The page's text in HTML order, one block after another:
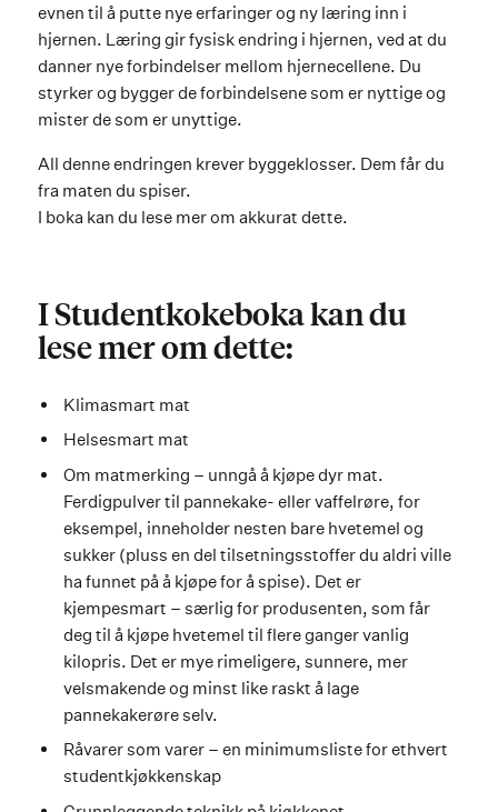
evnen til å putte nye erfaringer og ny læring inn i
hjernen. Læring gir fysisk endring i hjernen, ved at du
danner nye forbindelser mellom hjernecellene. Du
styrker og bygger de forbindelsene som er nyttige og
mister de som er unyttige.
All denne endringen krever byggeklosser. Dem får du
fra maten du spiser.
I boka kan du lese mer om akkurat dette.
I Studentkokeboka kan du
lese mer om dette:
Klimasmart mat
Helsesmart mat
Om matmerking – unngå å kjøpe dyr mat.
Ferdigpulver til pannekake- eller vaffelrøre, for
eksempel, inneholder nesten bare hvetemel og
sukker (pluss en del tilsetningsstoffer du aldri ville
ha funnet på å kjøpe for å spise). Det er
kjempesmart – særlig for produsenten, som får
deg til å kjøpe hvetemel til flere ganger vanlig
kilopris. Det er mye rimeligere, sunnere, mer
velsmakende og minst like raskt å lage
pannekakerøre selv.
Råvarer som varer – en minimumsliste for ethvert
studentkjøkkenskap